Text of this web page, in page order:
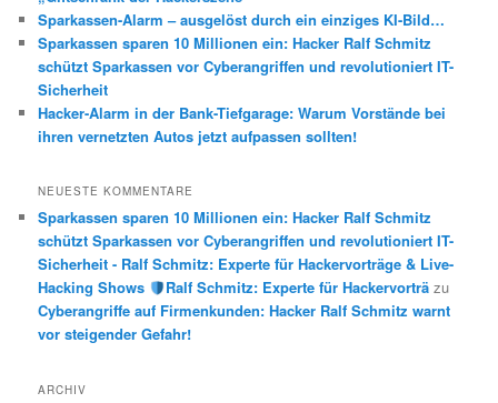
Sparkassen-Alarm – ausgelöst durch ein einziges KI-Bild…
Sparkassen sparen 10 Millionen ein: Hacker Ralf Schmitz
schützt Sparkassen vor Cyberangriffen und revolutioniert IT-
Sicherheit
Hacker-Alarm in der Bank-Tiefgarage: Warum Vorstände bei
ihren vernetzten Autos jetzt aufpassen sollten!
NEUESTE KOMMENTARE
Sparkassen sparen 10 Millionen ein: Hacker Ralf Schmitz
schützt Sparkassen vor Cyberangriffen und revolutioniert IT-
Sicherheit - Ralf Schmitz: Experte für Hackervorträge & Live-
Hacking Shows
Ralf Schmitz: Experte für Hackervorträzu
Cyberangriffe auf Firmenkunden: Hacker Ralf Schmitz warnt
vor steigender Gefahr!
ARCHIV